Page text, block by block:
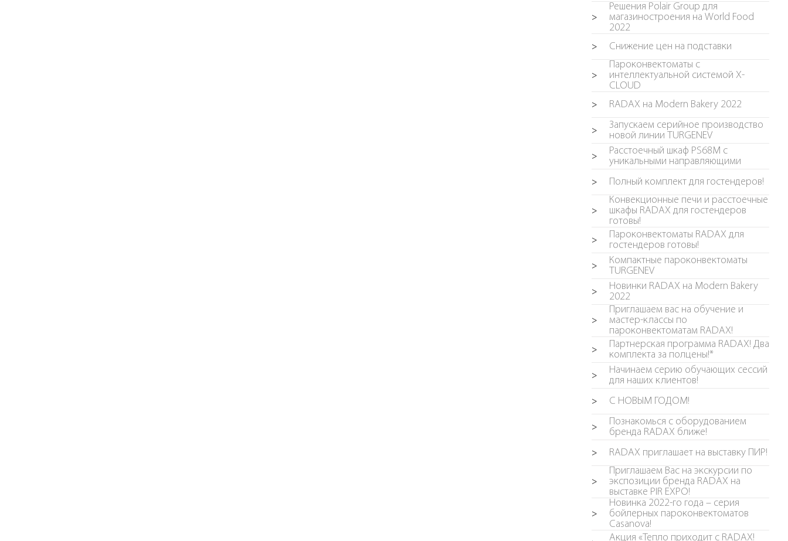
>
Решения Polair Group для
магазиностроения на World Food
2022
> Снижение цен на подставки
>
Пароконвектоматы с
интеллектуальной системой X-
CLOUD
> RADAX на Modern Bakery 2022
>
Запускаем серийное производство
новой линии TURGENEV
>
Расстоечный шкаф PS68M с
уникальными направляющими
> Полный комплект для гостендеров!
>
Конвекционные печи и расстоечные
шкафы RADAX для гостендеров
готовы!
>
Пароконвектоматы RADAX для
гостендеров готовы!
>
Компактные пароконвектоматы
TURGENEV
>
Новинки RADAX на Modern Bakery
2022
>
Приглашаем вас на обучение и
мастер-классы по
пароконвектоматам RADAX!
>
Партнерская программа RADAX! Два
комплекта за полцены!*
>
Начинаем серию обучающих сессий
для наших клиентов!
> С НОВЫМ ГОДОМ!
>
Познакомься с оборудованием
бренда RADAX ближе!
> RADAX приглашает на выставку ПИР!
>
Приглашаем Вас на экскурсии по
экспозиции бренда RADAX на
выставке PIR EXPO!
>
Новинка 2022-го года – серия
бойлерных пароконвектоматов
Casanova!
Акция «Тепло приходит с RADAX!